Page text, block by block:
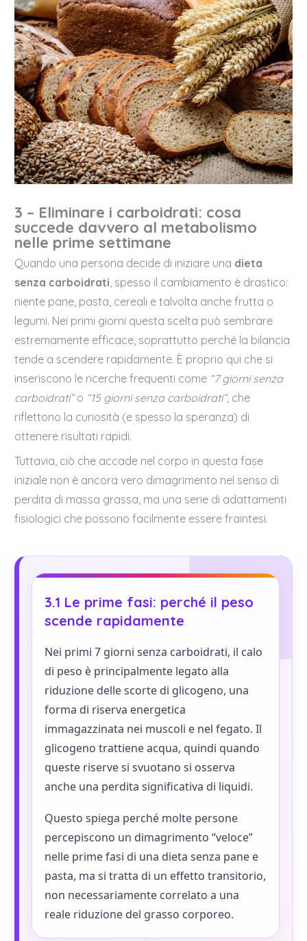
3 – Eliminare i carboidrati: cosa
succede davvero al metabolismo
nelle prime settimane
Quando una persona decide di iniziare una dieta
senza carboidrati, spesso il cambiamento è drastico:
niente pane, pasta, cereali e talvolta anche frutta o
legumi. Nei primi giorni questa scelta può sembrare
estremamente efficace, soprattutto perché la bilancia
tende a scendere rapidamente. È proprio qui che si
inseriscono le ricerche frequenti come “7 giorni senza
carboidrati”o “15 giorni senza carboidrati”, che
riflettono la curiosità (e spesso la speranza) di
ottenere risultati rapidi.
Tuttavia, ciò che accade nel corpo in questa fase
iniziale non è ancora vero dimagrimento nel senso di
perdita di massa grassa, ma una serie di adattamenti
fisiologici che possono facilmente essere fraintesi.
3.1 Le prime fasi: perché il peso
scende rapidamente
Nei primi 7 giorni senza carboidrati, il calo
di peso è principalmente legato alla
riduzione delle scorte di glicogeno, una
forma di riserva energetica
immagazzinata nei muscoli e nel fegato. Il
glicogeno trattiene acqua, quindi quando
queste riserve si svuotano si osserva
anche una perdita significativa di liquidi.
Questo spiega perché molte persone
percepiscono un dimagrimento “veloce”
nelle prime fasi di una dieta senza pane e
pasta, ma si tratta di un effetto transitorio,
non necessariamente correlato a una
reale riduzione del grasso corporeo.